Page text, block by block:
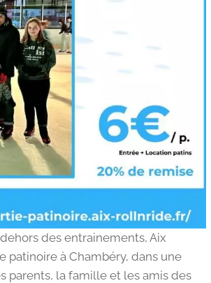
des entrainements, Aix
patinoire à Chambéry, dans une
parents, la famille et les amis des